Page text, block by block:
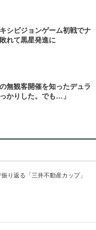
シビジョンゲーム初戦でナ
れて黒星発進に
無観客開催を知ったデュラ
かりした。でも…」
り返る「三井不動産カップ」